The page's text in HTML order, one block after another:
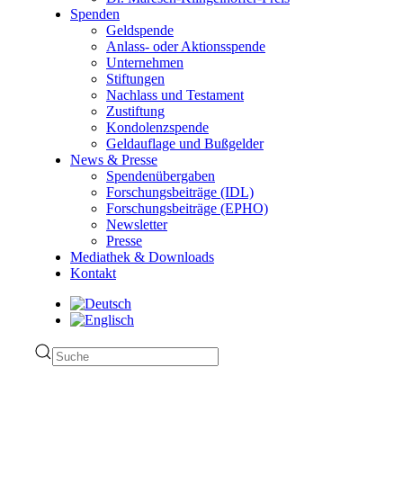
Spenden
Geldspende
Anlass- oder Aktionsspende
Unternehmen
Stiftungen
Nachlass und Testament
Zustiftung
Kondolenzspende
Geldauflage und Bußgelder
News & Presse
Spendenübergaben
Forschungsbeiträge (IDL)
Forschungsbeiträge (EPHO)
Newsletter
Presse
Mediathek & Downloads
Kontakt